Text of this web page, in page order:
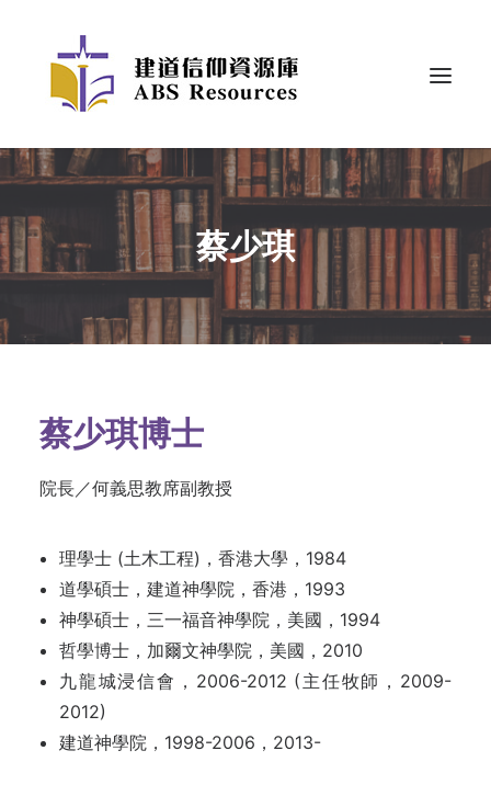
蔡少琪
蔡少琪博士
院長／何義思教席副教授
理學士 (土木工程)，香港大學，1984
道學碩士，建道神學院，香港，1993
神學碩士，三一福音神學院，美國，1994
哲學博士，加爾文神學院，美國，2010
九龍城浸信會，2006-2012 (主任牧師，2009-
2012)
建道神學院，1998-2006，2013-